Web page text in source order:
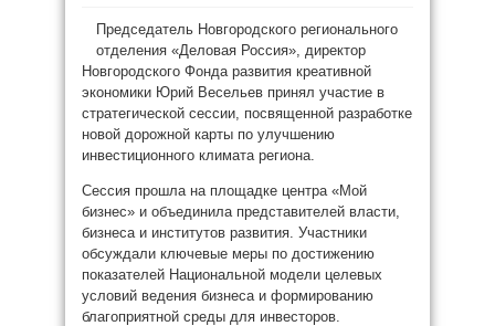
Председатель Новгородского регионального
отделения «Деловая Россия», директор
Новгородского Фонда развития креативной
экономики Юрий Весельев принял участие в
стратегической сессии, посвященной разработке
новой дорожной карты по улучшению
инвестиционного климата региона.
Сессия прошла на площадке центра «Мой
бизнес» и объединила представителей власти,
бизнеса и институтов развития. Участники
обсуждали ключевые меры по достижению
показателей Национальной модели целевых
условий ведения бизнеса и формированию
благоприятной среды для инвесторов.